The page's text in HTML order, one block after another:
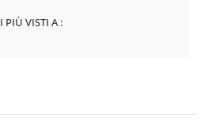
I PIÙ VISTI A :